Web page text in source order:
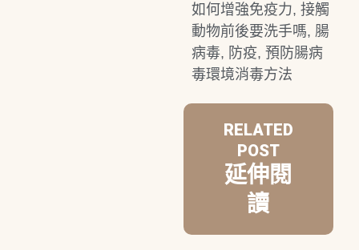
如何增強免疫力, 接觸
動物前後要洗手嗎, 腸
病毒, 防疫, 預防腸病
毒環境消毒方法
RELATED
POST
延伸閱
讀